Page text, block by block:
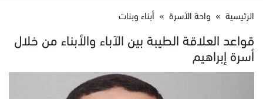
الرئيسية » واحة الأسرة » أبناء وبنات
قواعد العلاقة الطيبة بين الآباء والأبناء من خلال
أسرة إبراهيم